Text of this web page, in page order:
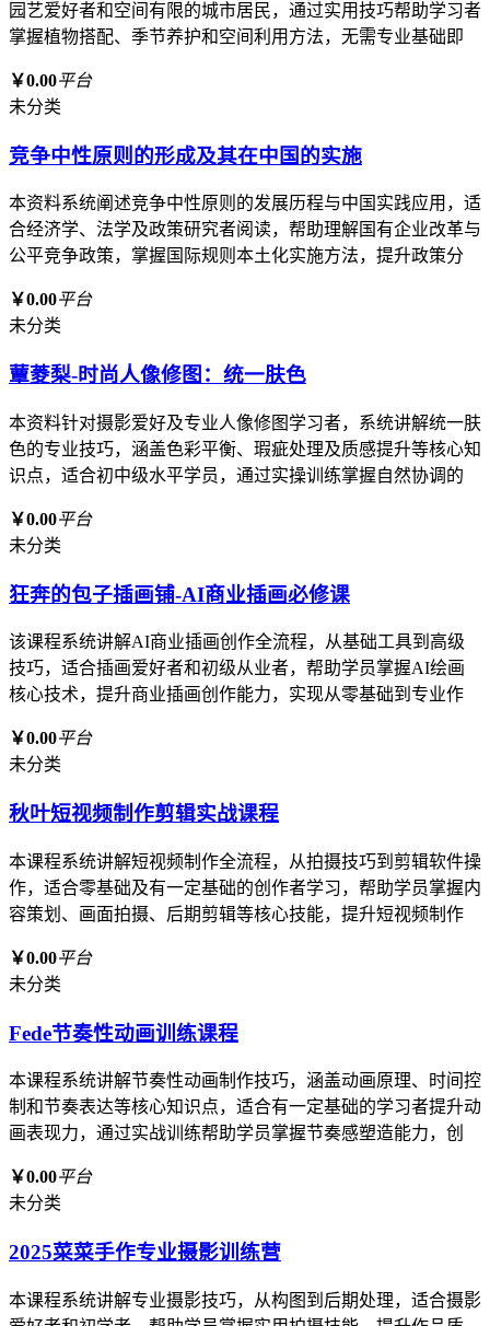
园艺爱好者和空间有限的城市居民，通过实用技巧帮助学习者
掌握植物搭配、季节养护和空间利用方法，无需专业基础即
￥0.00平台
未分类
竞争中性原则的形成及其在中国的实施
本资料系统阐述竞争中性原则的发展历程与中国实践应用，适
合经济学、法学及政策研究者阅读，帮助理解国有企业改革与
公平竞争政策，掌握国际规则本土化实施方法，提升政策分
￥0.00平台
未分类
蕈菱梨-时尚人像修图：统一肤色
本资料针对摄影爱好及专业人像修图学习者，系统讲解统一肤
色的专业技巧，涵盖色彩平衡、瑕疵处理及质感提升等核心知
识点，适合初中级水平学员，通过实操训练掌握自然协调的
￥0.00平台
未分类
狂奔的包子插画铺-AI商业插画必修课
该课程系统讲解AI商业插画创作全流程，从基础工具到高级
技巧，适合插画爱好者和初级从业者，帮助学员掌握AI绘画
核心技术，提升商业插画创作能力，实现从零基础到专业作
￥0.00平台
未分类
秋叶短视频制作剪辑实战课程
本课程系统讲解短视频制作全流程，从拍摄技巧到剪辑软件操
作，适合零基础及有一定基础的创作者学习，帮助学员掌握内
容策划、画面拍摄、后期剪辑等核心技能，提升短视频制作
￥0.00平台
未分类
Fede节奏性动画训练课程
本课程系统讲解节奏性动画制作技巧，涵盖动画原理、时间控
制和节奏表达等核心知识点，适合有一定基础的学习者提升动
画表现力，通过实战训练帮助学员掌握节奏感塑造能力，创
￥0.00平台
未分类
2025菜菜手作专业摄影训练营
本课程系统讲解专业摄影技巧，从构图到后期处理，适合摄影